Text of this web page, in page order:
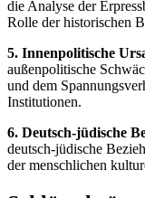
die Analyse der
Rolle der historischen
5. Innenpolitische
außenpolitische
und dem
Institutionen.
6. Deutsch-jüdische
deutsch-jüdische
der menschlichen